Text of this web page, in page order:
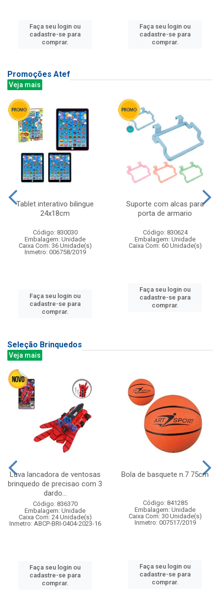
Faça seu login ou
cadastre-se para
comprar.
Faça seu login ou
cadastre-se para
comprar.
Promoções Atef
Veja mais
Tablet interativo bilingue
24x18cm
Código: 830030
Embalagem: Unidade
Caixa Com: 36 Unidade(s)
Inmetro: 006758/2019
Faça seu login ou
cadastre-se para
comprar.
Suporte com alcas para
porta de armario
Código: 830624
Embalagem: Unidade
Caixa Com: 60 Unidade(s)
Faça seu login ou
cadastre-se para
comprar.
Seleção Brinquedos
Veja mais
Luva lancadora de ventosas
brinquedo de precisao com 3
dardo...
Código: 836370
Embalagem: Unidade
Caixa Com: 24 Unidade(s)
Inmetro: ABCP-BRI-0404-2023-16
Faça seu login ou
cadastre-se para
comprar.
Bola de basquete n.7 75cm
Código: 841285
Embalagem: Unidade
Caixa Com: 30 Unidade(s)
Inmetro: 007517/2019
Faça seu login ou
cadastre-se para
comprar.